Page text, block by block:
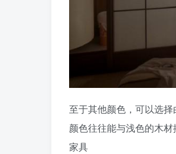
至于其他颜色，可以选
颜色往往能与浅色的木材
家具